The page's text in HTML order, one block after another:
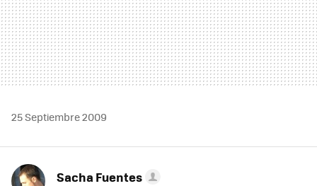
25 Septiembre 2009
Sacha Fuentes